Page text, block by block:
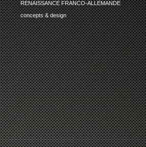
RENAISSANCE FRANCO-ALLEMANDE
concepts & design